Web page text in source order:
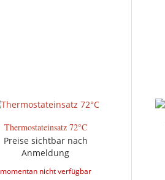
Thermostateinsatz 72°C
Preise sichtbar nach
Anmeldung
momentan nicht verfügbar